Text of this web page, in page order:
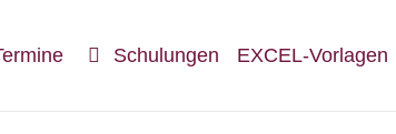
Schulungen EXCEL-Vorlagen